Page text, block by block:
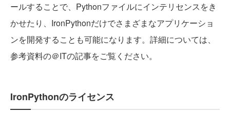
ールすることで、Pythonファイルにインテリセンスをき
かせたり、IronPythonだけでさまざまなアプリケーショ
ンを開発することも可能になります。詳細については、
参考資料の＠ITの記事をご覧ください。
IronPythonのライセンス